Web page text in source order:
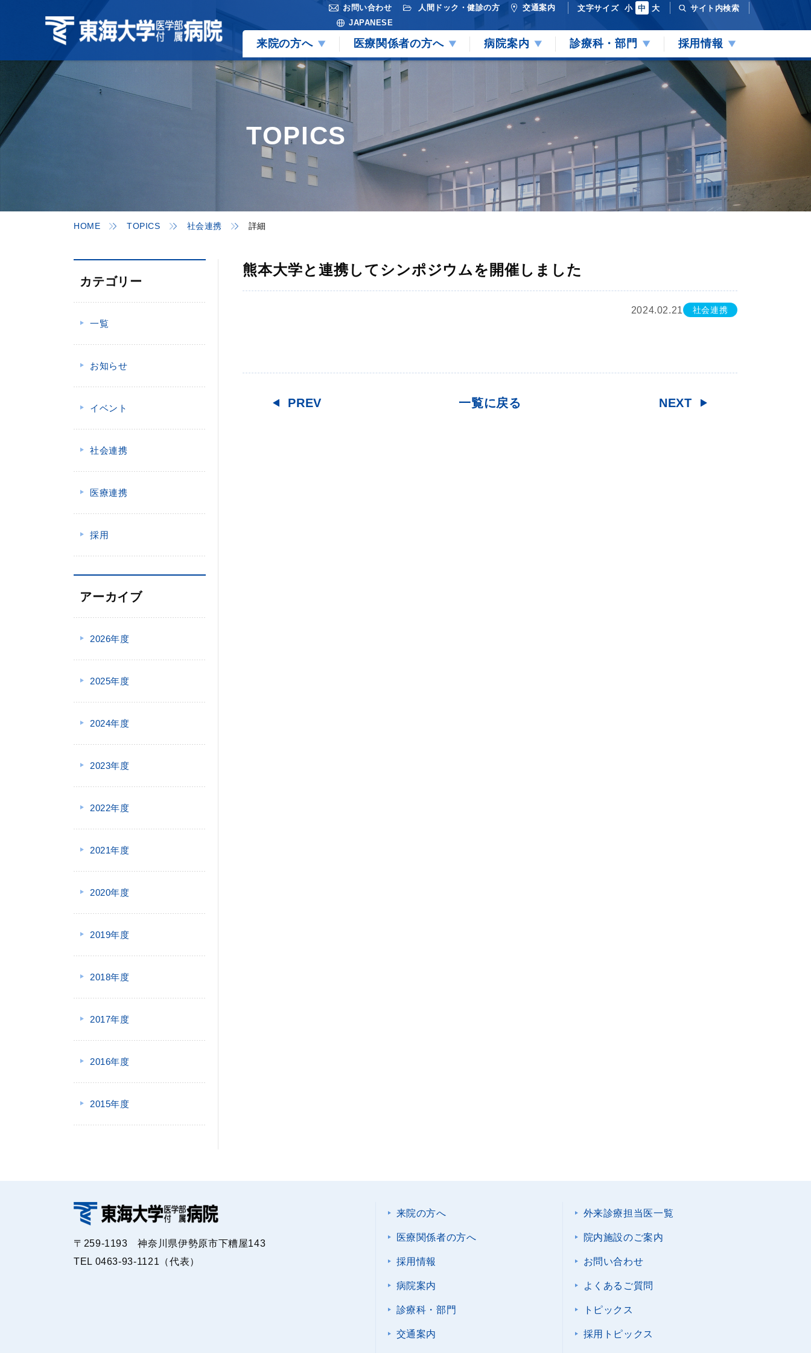
お問い合わせ 人間ドック・健診の方 交通案内 文字サイズ 小 中 大
サイト内検索
JAPANESE
来院の方へ 医療関係者の方へ 病院案内 診療科・部門 採用情報
TOPICS
HOME TOPICS 社会連携 詳細
熊本大学と連携してシンポジウムを開催しました
2024.02.21 社会連携
PREV 一覧に戻る NEXT
カテゴリー
一覧
お知らせ
イベント
社会連携
医療連携
採用
アーカイブ
2026年度
2025年度
2024年度
2023年度
2022年度
2021年度
2020年度
2019年度
2018年度
2017年度
2016年度
2015年度
〒259-1193 神奈川県伊勢原市下糟屋143
TEL 0463-93-1121（代表）
来院の方へ
医療関係者の方へ
採用情報
病院案内
診療科・部門
交通案内
外来診療担当医一覧
院内施設のご案内
お問い合わせ
よくあるご質問
トピックス
採用トピックス